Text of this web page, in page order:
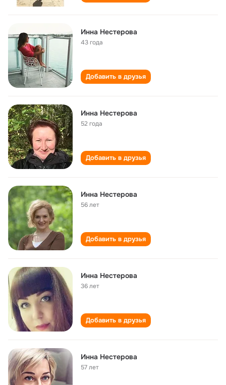
Инна Нестерова
43 года
Добавить в друзья
Инна Нестерова
52 года
Добавить в друзья
Инна Нестерова
56 лет
Добавить в друзья
Инна Нестерова
36 лет
Добавить в друзья
Инна Нестерова
57 лет